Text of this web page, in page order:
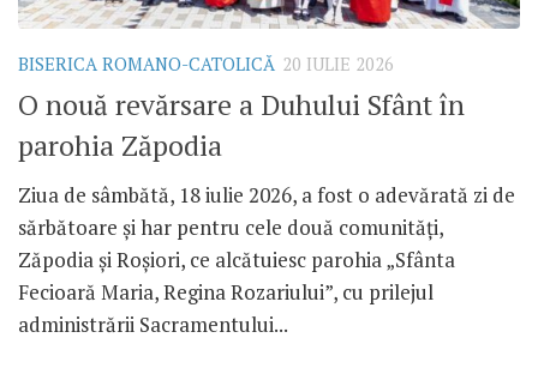
BISERICA ROMANO-CATOLICĂ 20 IULIE 2026
O nouă revărsare a Duhului Sfânt în
parohia Zăpodia
Ziua de sâmbătă, 18 iulie 2026, a fost o adevărată zi de
sărbătoare și har pentru cele două comunități,
Zăpodia și Roșiori, ce alcătuiesc parohia „Sfânta
Fecioară Maria, Regina Rozariului”, cu prilejul
administrării Sacramentului...